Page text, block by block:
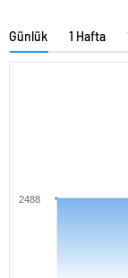
Günlük 1 Hafta
2488